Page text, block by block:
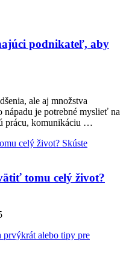
podnikateľ, aby
ale aj množstva
je potrebné myslieť na
prácu, komunikáciu …
tomu celý život?